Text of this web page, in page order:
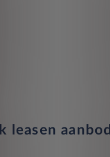
leasen aanbod